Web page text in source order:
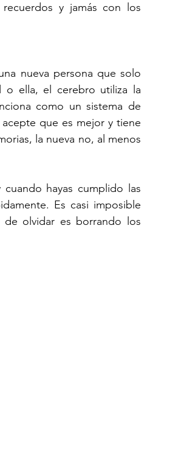
y jamás con los
nueva persona que solo
o ella, el cerebro utiliza la
como un sistema de
que es mejor y tiene
la nueva no, al menos
hayas cumplido las
Es casi imposible
olvidar es borrando los